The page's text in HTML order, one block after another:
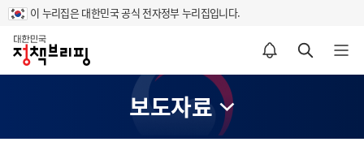
이 누리집은 대한민국 공식 전자정부 누리집입니다.
홈
알림설정 바로가기 검색 바로가기 메뉴 열기
보도자료